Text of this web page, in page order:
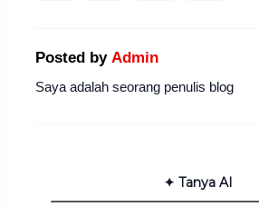
Posted by Admin
Saya adalah seorang penulis blog
✦ Tanya AI